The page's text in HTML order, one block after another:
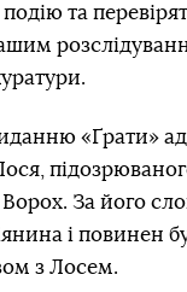
та
«Ґрати»
За його
і повинен
з Лосем.